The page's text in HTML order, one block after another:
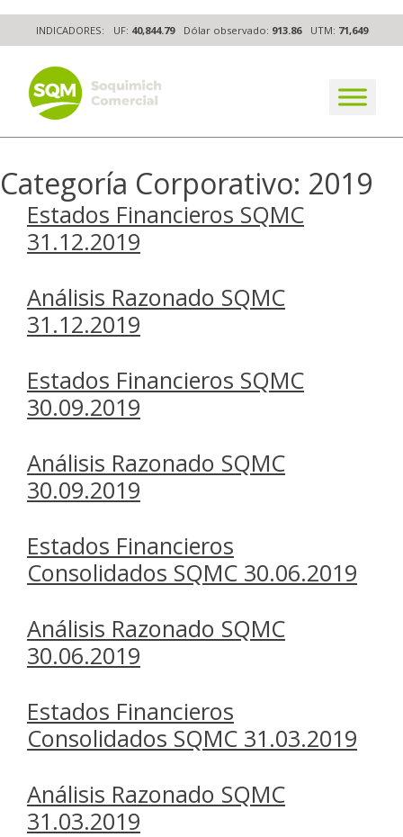
to
content
INDICADORES: UF: 40,844.79 Dólar observado: 913.86 UTM: 71,649
The worldwide business formula
Categoría Corporativo: 2019
Estados Financieros SQMC
31.12.2019
Análisis Razonado SQMC
31.12.2019
Estados Financieros SQMC
30.09.2019
Análisis Razonado SQMC
30.09.2019
Estados Financieros
Consolidados SQMC 30.06.2019
Análisis Razonado SQMC
30.06.2019
Estados Financieros
Consolidados SQMC 31.03.2019
Análisis Razonado SQMC
31.03.2019